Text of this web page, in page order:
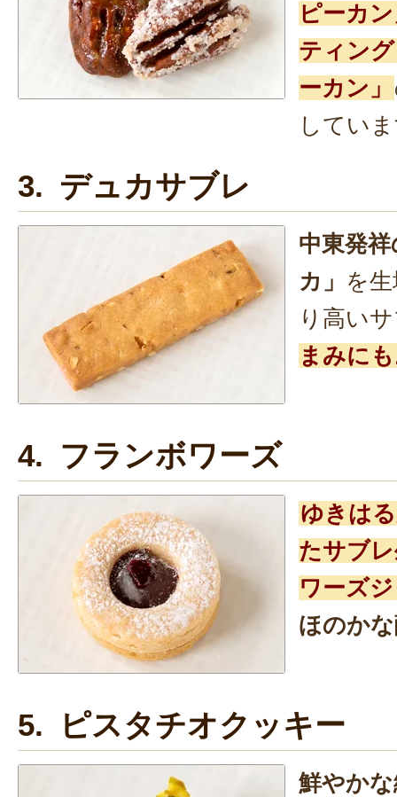
ピーカ
ティン
ーカン」
してい
3. デュカサブレ
中東発
カ」
を
り高い
まみに
4. フランボワーズ
ゆきは
たサブ
ワーズ
ほのか
5. ピスタチオクッキー
鮮やか